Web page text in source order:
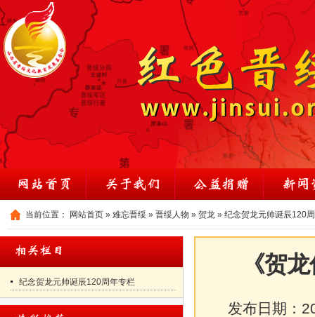
当前位置： 网站首页 » 难忘晋绥 » 晋绥人物 » 贺龙 » 纪念贺龙元帅诞辰120
纪念贺龙元帅诞辰120周年专栏
《贺
发布日期：